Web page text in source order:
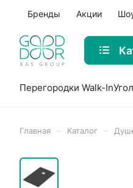
Бренды Акции
Перегородки Walk-In
Главная Каталог